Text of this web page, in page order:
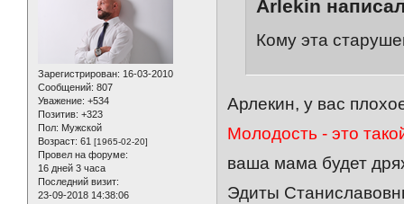
Зарегистрирован: 16-03-2010
Сообщений: 807
Уважение: +534
Позитив: +323
Пол: Мужской
Возраст: 61 [1965-02-20]
Провел на форуме:
16 дней 3 часа
Последний визит:
23-09-2018 14:38:06
Arlekin
Кому эта
Арлекин, у вас
Молодость - это
ваша мама будет
Эдиты